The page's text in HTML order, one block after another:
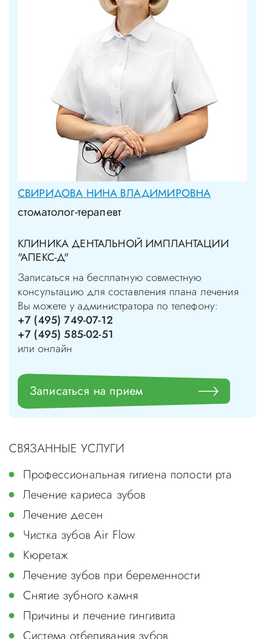
СВИРИДОВА НИНА ВЛАДИМИРОВНА
стоматолог-терапевт
КЛИНИКА ДЕНТАЛЬНОЙ ИМПЛАНТАЦИИ
"АПЕКС-Д"
Записаться на бесплатную совместную
консультацию для составления плана лечения
Вы можете у администратора по телефону:
+7 (495) 749-07-12
+7 (495) 585-02-51
или онлайн
Записаться на прием
СВЯЗАННЫЕ УСЛУГИ
Профессиональная гигиена полости рта
Лечение кариеса зубов
Лечение десен
Чистка зубов Air Flow
Кюретаж
Лечение зубов при беременности
Cнятие зубного камня
Причины и лечение гингивита